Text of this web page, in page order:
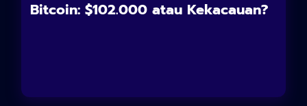
Bitcoin: $102.000 atau Kekacauan?